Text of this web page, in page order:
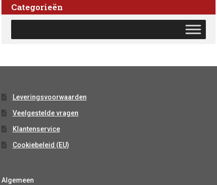
Categorieën
Leveringsvoorwaarden
Veelgestelde vragen
Klantenservice
Cookiebeleid (EU)
Algemeen